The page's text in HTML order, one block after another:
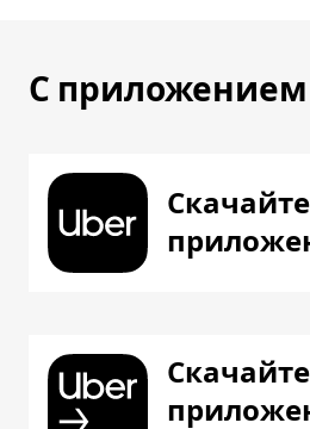
С приложением
Скачайте
Скачайте